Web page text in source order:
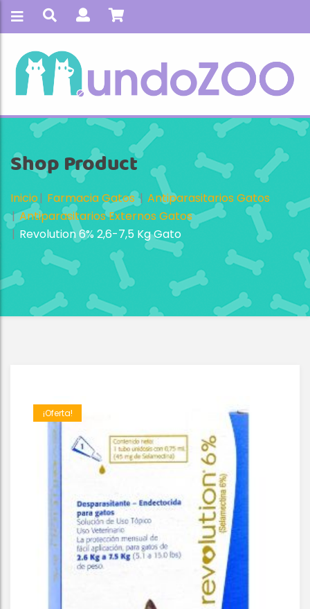
Shop Product
Inicio Farmacia Gatos
Antiparasitarios Gatos
Antiparasitarios Externos Gatos
Revolution 6% 2,6-7,5 Kg Gato
¡Oferta!